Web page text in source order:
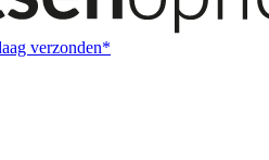
verzonden*